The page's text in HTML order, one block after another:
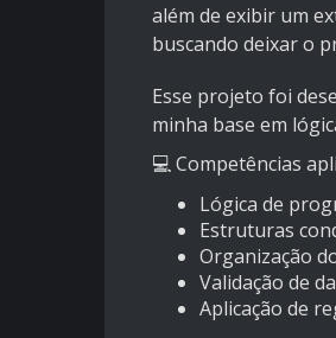
além de exibir um
buscando deixar o
Esse projeto foi
minha base em
💻 Competências
Lógica de
Estruturas
Organização
Validação de
Aplicação de